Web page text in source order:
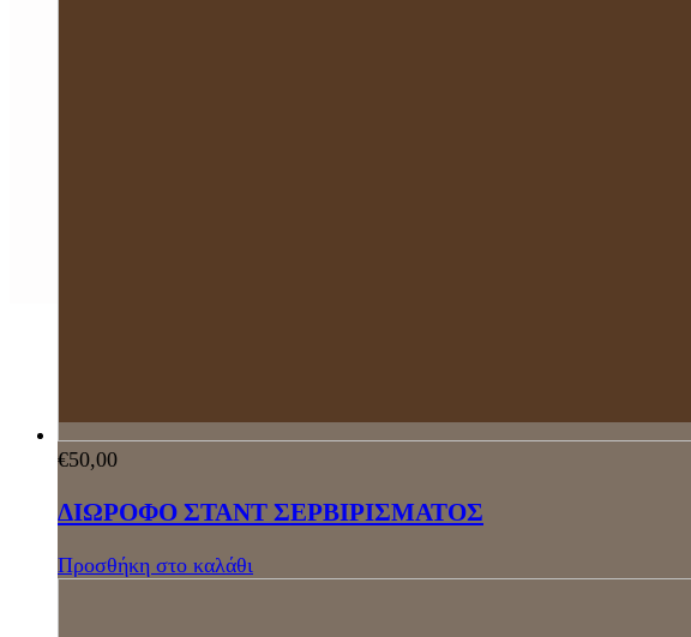
€50,00
ΔΙΩΡΟΦΟ ΣΤΑΝΤ ΣΕΡΒΙΡΙΣΜΑΤΟΣ
Προσθήκη στο καλάθι